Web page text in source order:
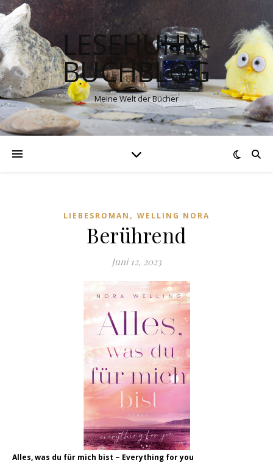
LESEHUHN-
BUCHBLOG
Meine Welt der Bücher
LIEBESROMAN , WELLING NORA
Berührend
Juni 12, 2023
Alles, was du für mich bist ~ Everything for you